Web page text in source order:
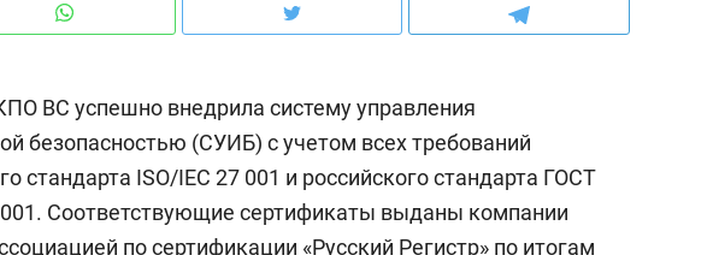
ВС успешно внедрила систему управления
безопасностью (СУИБ) с учетом всех требований
стандарта ISO/IEC 27 001 и российского стандарта ГОСТ
Соответствующие сертификаты выданы компании
по сертификации «Русский Регистр» по итогам
Психотерапевт «Фороса»:
«Директорский невроз» –
стрессом»
Дизайнер-прораб
Наседкина: «Ремонт